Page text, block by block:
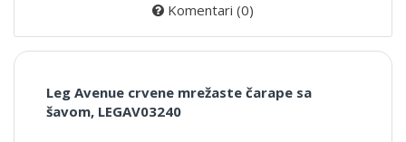
Komentari (0)
Leg Avenue crvene mrežaste čarape sa
šavom, LEGAV03240